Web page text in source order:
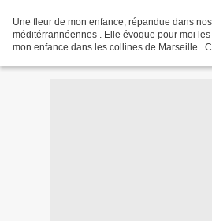
Une fleur de mon enfance, répandue dans
méditérrannéennes . Elle évoque pour moi
mon enfance dans les collines de Marseille .